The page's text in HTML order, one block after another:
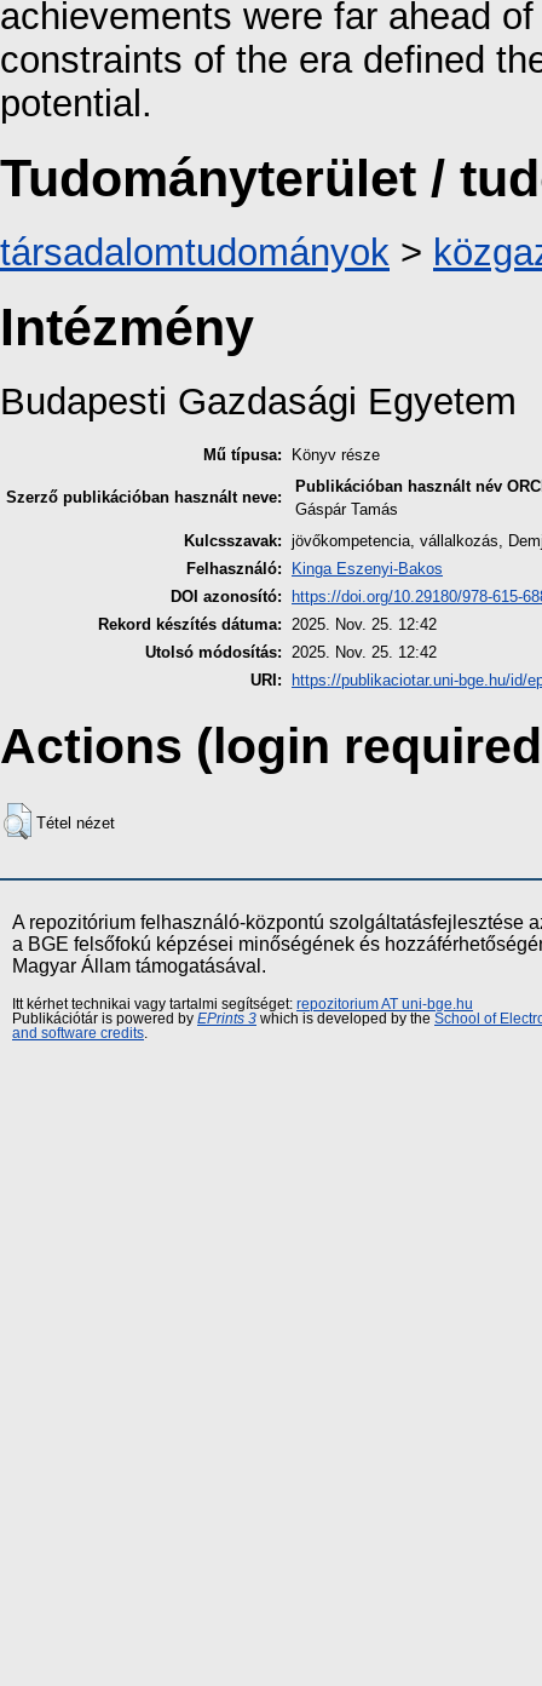
achievements were far ahead
constraints of the era defined
potential.
Tudományterület /
társadalomtudományok >
Intézmény
Budapesti Gazdasági Egyetem
Mű típusa: Könyv része
Szerző publikációban használt neve:
Publikációban használt név
Gáspár Tamás
Kulcsszavak: jövőkompetencia, vállalkozás,
Felhasználó:
Kinga Eszenyi-Bakos
DOI azonosító:
https://doi.org/10.29180/978-615-
Rekord készítés dátuma: 2025. Nov. 25. 12:42
Utolsó módosítás: 2025. Nov. 25. 12:42
URI:
https://publikaciotar.uni-bge.hu/id/
Actions (login
Tétel nézet
A repozitórium felhasználó-központú szolgáltatásfejlesztése
a BGE felsőfokú képzései minőségének és
Magyar Állam támogatásával.
Itt kérhet technikai vagy tartalmi segítséget: repozitorium AT uni-bge.hu
Publikációtár is powered by EPrints 3 which is developed by the School of
and software credits